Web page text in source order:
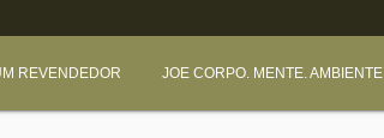
REVENDEDOR JOE CORPO. MENTE. AMBIENTE